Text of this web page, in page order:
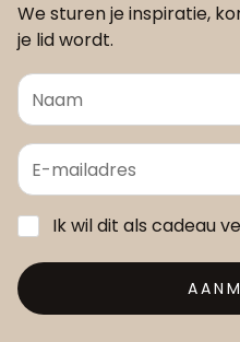
We sturen je inspiratie,
je lid wordt.
Ik wil dit als cadeau